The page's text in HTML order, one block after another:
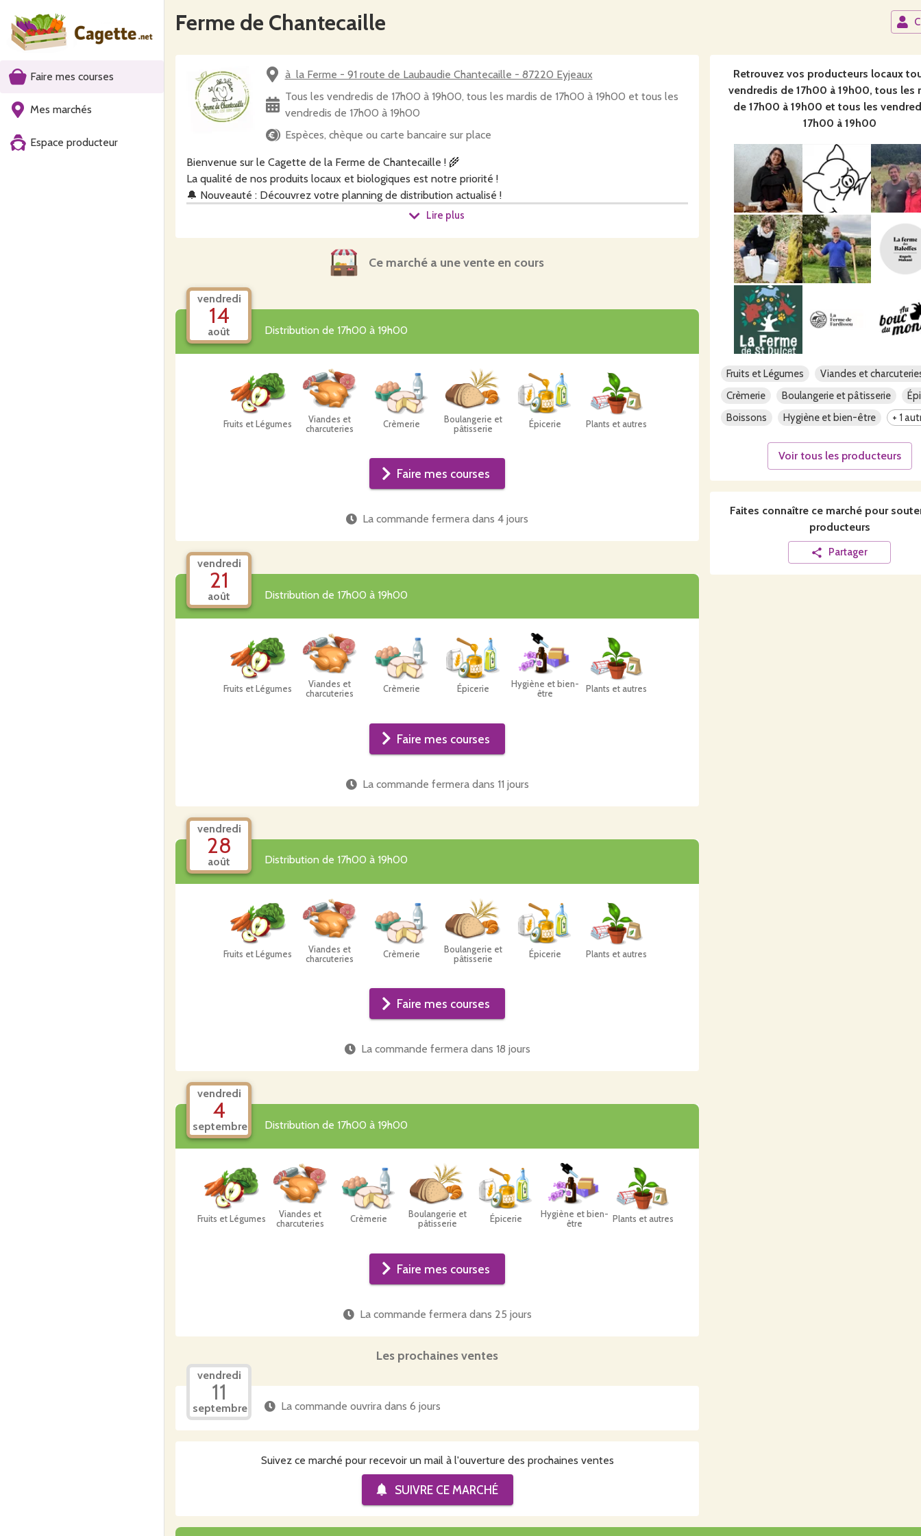
Faire mes courses
Mes marchés
Espace producteur
Ferme de Chantecaille
à la Ferme - 91 route de Laubaudie Chantecaille - 87220 Eyjeaux
Tous les vendredis de 17h00 à 19h00, tous les mardis de 17h00 à 19h00 et tous les
vendredis de 17h00 à 19h00
Espèces, chèque ou carte bancaire sur place
Bienvenue sur le Cagette de la Ferme de Chantecaille ! 🌾
La qualité de nos produits locaux et biologiques est notre priorité !
🔔 Nouveauté : Découvrez votre planning de distribution actualisé !
Fromages exquis 🧀
Viandes savoureuses 🥩
Confitures gourmandes 🍓
🤝 Rejoignez notre communauté de consommateurs engagés pour une alimentation saine et durable.
Lire plus
Ce marché a une vente en cours
vendredi
14
août Distribution de 17h00 à 19h00
Fruits et Légumes
Viandes et
charcuteries
Crèmerie
Boulangerie et
pâtisserie
Épicerie Plants et autres
Faire mes courses
La commande fermera dans4 jours
vendredi
21
août Distribution de 17h00 à 19h00
Fruits et Légumes
Viandes et
charcuteries
Crèmerie Épicerie
Hygiène et bien-
être
Plants et autres
Faire mes courses
La commande fermera dans 11 jours
vendredi
28
août Distribution de 17h00 à 19h00
Fruits et Légumes
Viandes et
charcuteries
Crèmerie
Boulangerie et
pâtisserie
Épicerie Plants et autres
Faire mes courses
La commande fermera dans 18 jours
vendredi
4
septembre Distribution de 17h00 à 19h00
Fruits et Légumes
Viandes et
charcuteries
Crèmerie
Boulangerie et
pâtisserie
Épicerie
Hygiène et bien-
être
Plants et autres
Faire mes courses
La commande fermera dans 25 jours
Les prochaines ventes
vendredi
11
septembre La commande ouvrira dans 6 jours
Suivez ce marché pour recevoir un mail à l'ouverture des prochaines ventes
SUIVRE CE MARCHÉ
Retrouvez vos producteurs locaux
vendredis de 17h00 à 19h00, tous les
de 17h00 à 19h00 et tous les
17h00 à 19h00
Fruits et Légumes
Viandes et
Crèmerie
Boulangerie et pâtisserie
Boissons
Hygiène et bien-être + 1
Voir tous les producteurs
Faites connaître ce marché pour
producteurs
Partager